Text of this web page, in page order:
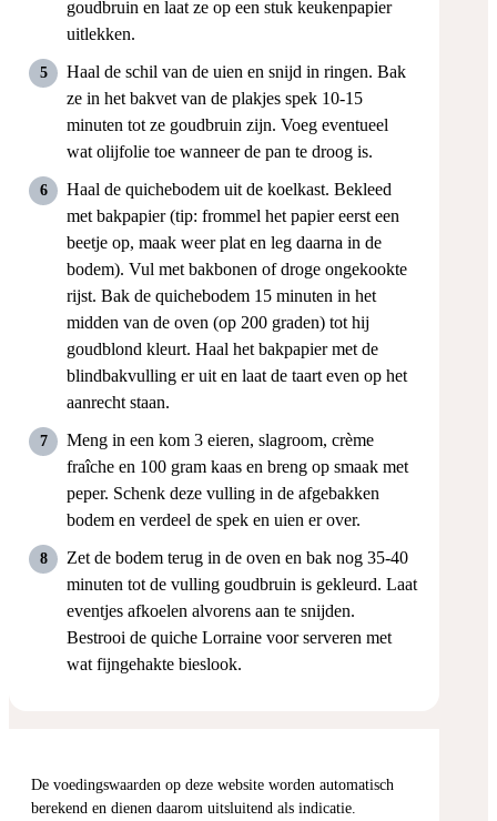
goudbruin en laat ze op een stuk keukenpapier
uitlekken.
Haal de schil van de uien en snijd in ringen. Bak
ze in het bakvet van de plakjes spek 10-15
minuten tot ze goudbruin zijn. Voeg eventueel
wat olijfolie toe wanneer de pan te droog is.
Haal de quichebodem uit de koelkast. Bekleed
met bakpapier (tip: frommel het papier eerst een
beetje op, maak weer plat en leg daarna in de
bodem). Vul met bakbonen of droge ongekookte
rijst. Bak de quichebodem 15 minuten in het
midden van de oven (op 200 graden) tot hij
goudblond kleurt. Haal het bakpapier met de
blindbakvulling er uit en laat de taart even op het
aanrecht staan.
Meng in een kom 3 eieren, slagroom, crème
fraîche en 100 gram kaas en breng op smaak met
peper. Schenk deze vulling in de afgebakken
bodem en verdeel de spek en uien er over.
Zet de bodem terug in de oven en bak nog 35-40
minuten tot de vulling goudbruin is gekleurd. Laat
eventjes afkoelen alvorens aan te snijden.
Bestrooi de quiche Lorraine voor serveren met
wat fijngehakte bieslook.
De voedingswaarden op deze website worden automatisch
berekend en dienen daarom uitsluitend als indicatie.